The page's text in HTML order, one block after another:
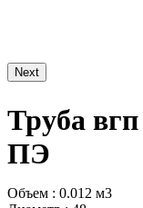
Next
Труба
ПЭ
Объем : 0.012 м3